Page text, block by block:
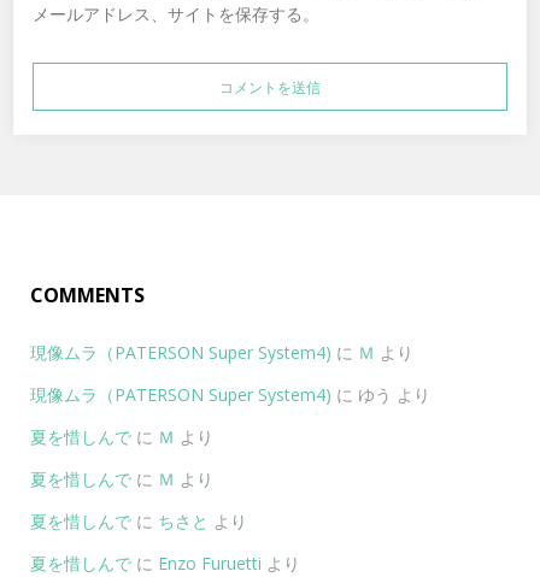
メールアドレス、サイトを保存する。
COMMENTS
現像ムラ（PATERSON Super System4) に Ｍ より
現像ムラ（PATERSON Super System4) に ゆう より
夏を惜しんで に Ｍ より
夏を惜しんで に Ｍ より
夏を惜しんで に ちさと より
夏を惜しんで に Enzo Furuetti より